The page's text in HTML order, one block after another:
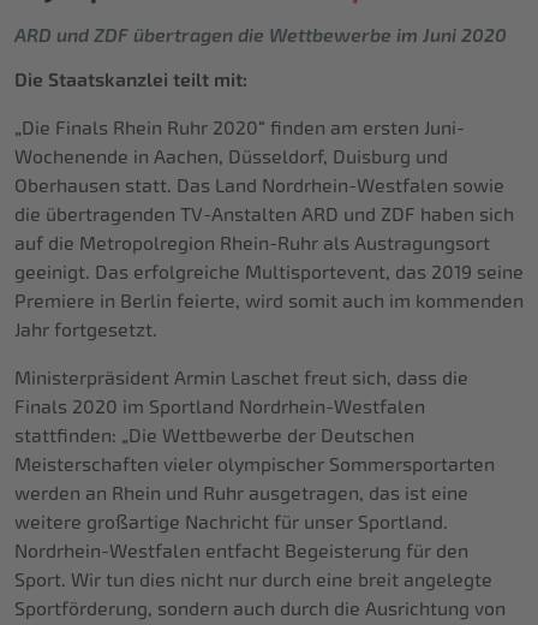
ARD und ZDF übertragen die Wettbewerbe im Juni 2020
Die Staatskanzlei teilt mit:
„Die Finals Rhein Ruhr 2020“ finden am ersten Juni-
Wochenende in Aachen, Düsseldorf, Duisburg und
Oberhausen statt. Das Land Nordrhein-Westfalen sowie
die übertragenden TV-Anstalten ARD und ZDF haben sich
auf die Metropolregion Rhein-Ruhr als Austragungsort
geeinigt. Das erfolgreiche Multisportevent, das 2019 seine
Premiere in Berlin feierte, wird somit auch im kommenden
Jahr fortgesetzt.
Ministerpräsident Armin Laschet freut sich, dass die
Finals 2020 im Sportland Nordrhein-Westfalen
stattfinden: „Die Wettbewerbe der Deutschen
Meisterschaften vieler olympischer Sommersportarten
werden an Rhein und Ruhr ausgetragen, das ist eine
weitere großartige Nachricht für unser Sportland.
Nordrhein-Westfalen entfacht Begeisterung für den
Sport. Wir tun dies nicht nur durch eine breit angelegte
Sportförderung, sondern auch durch die Ausrichtung von